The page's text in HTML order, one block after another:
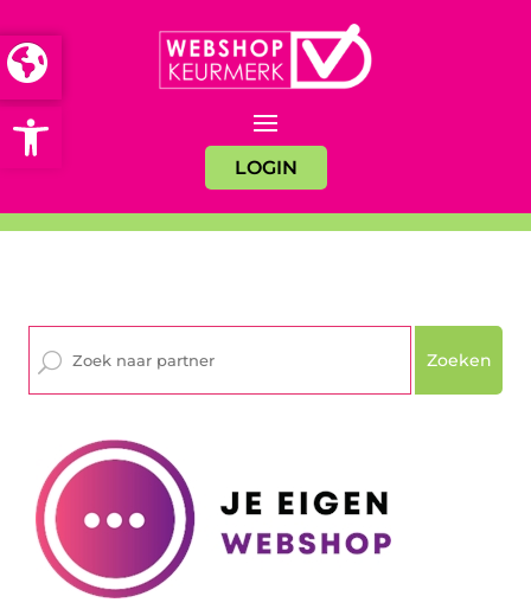
Open toolbar
LOGIN
Zoeken